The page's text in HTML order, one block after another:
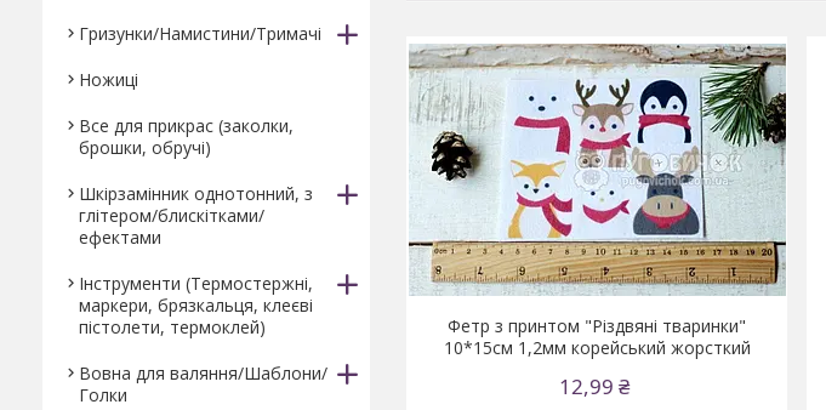
Фетр з принтом "Різдвяні тваринки"
10*15см 1,2мм корейський жорсткий
12,99 ₴
Гризунки/Намистини/Тримачі
Ножиці
Все для прикрас (заколки,
брошки, обручі)
Шкірзамінник однотонний, з
глітером/блискітками/
ефектами
Інструменти (Термостержні,
маркери, брязкальця, клеєві
пістолети, термоклей)
Вовна для валяння/Шаблони/
Голки